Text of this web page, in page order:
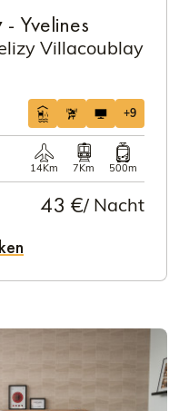
- Yvelines
Villacoublay
+9
14Km 7Km 500m
43 €/ Nacht